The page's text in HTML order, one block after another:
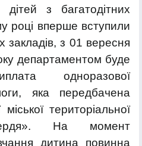
з багатодітних
році вперше вступили
з 01 вересня
департаментом буде
одноразової
яка передбачена
територіальної
На момент
дитина повинна